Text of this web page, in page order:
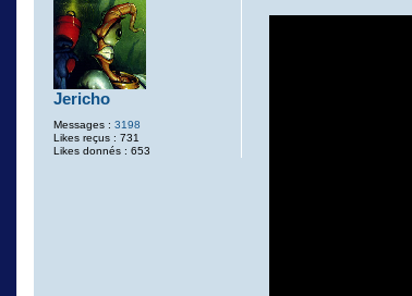
Jericho
Messages : 3198
Likes reçus : 731
Likes donnés : 653